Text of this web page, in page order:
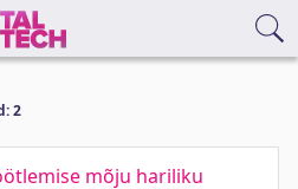
2
mõju hariliku